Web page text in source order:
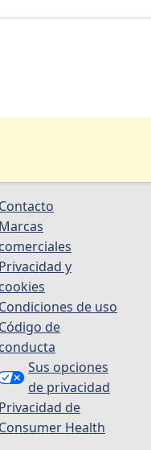
Contacto
Marcas
comerciales
Privacidad y
cookies
Condiciones de uso
Código de
conducta
Sus opciones
de privacidad
Privacidad de
Consumer Health